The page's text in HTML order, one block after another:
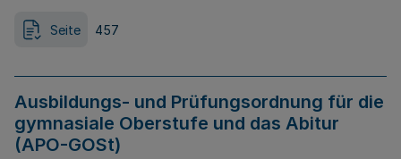
Seite 457
Ausbildungs- und Prüfungsordnung für die
gymnasiale Oberstufe und das Abitur
(APO-GOSt)